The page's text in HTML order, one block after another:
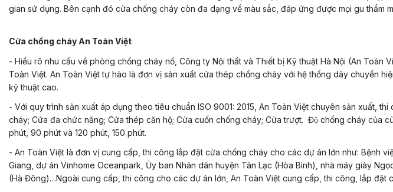
gian sử dụng. Bên cạnh đó cửa chống cháy còn đa dạng về màu sắc, đáp ứng được mọi gu thẩm
Cửa chống cháy An Toàn Việt
- Hiểu rõ nhu cầu về phòng chống cháy nổ, Công ty Nội thất và Thiết bị Kỹ thuật Hà Nội (An Toàn
Toàn Việt. An Toàn Việt tự hào là đơn vị sản xuất cửa thép chống cháy với hệ thống dây chuyền
kỹ thuật cao.
- Với quy trình sản xuất áp dụng theo tiêu chuẩn ISO 9001: 2015, An Toàn Việt chuyên sản xuất,
cháy; Cửa đa chức năng; Cửa thép căn hộ; Cửa cuốn chống cháy; Cửa trượt. Độ chống cháy của
phút, 90 phút và 120 phút, 150 phút.
- An Toàn Việt là đơn vị cung cấp, thi công lắp đặt cửa chống cháy cho các dự án lớn như: Bệnh
Giang, dự án Vinhome Oceanpark, Ủy ban Nhân dân huyện Tân Lạc (Hòa Bình), nhà máy giày
(Hà Đông)…Ngoài cung cấp, thi công cho các dự án lớn, An Toàn Việt cung cấp, thi công, lắp đặt